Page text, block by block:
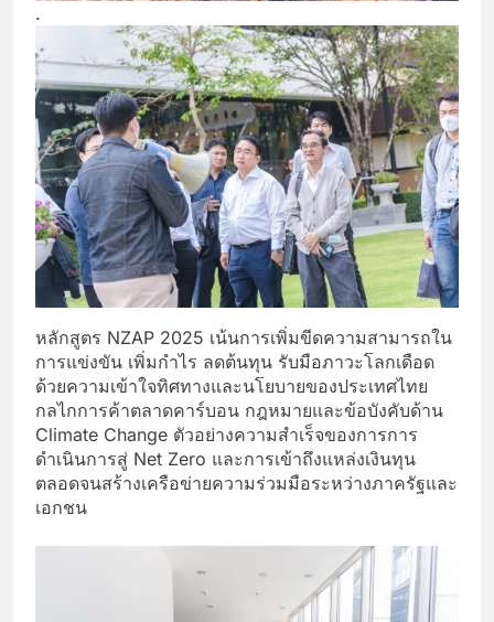
.
หลักสูตร NZAP 2025 เน้นการเพิ่มขีดความสามารถใน
การแข่งขัน เพิ่มกำไร ลดต้นทุน รับมือภาวะโลกเดือด
ด้วยความเข้าใจทิศทางและนโยบายของประเทศไทย
กลไกการค้าตลาดคาร์บอน กฎหมายและข้อบังคับด้าน
Climate Change ตัวอย่างความสำเร็จของการการ
ดำเนินการสู่ Net Zero และการเข้าถึงแหล่งเงินทุน
ตลอดจนสร้างเครือข่ายความร่วมมือระหว่างภาครัฐและ
เอกชน